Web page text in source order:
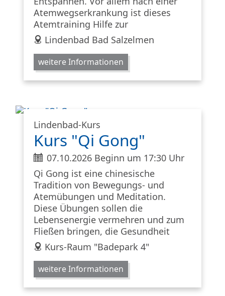
Atemwegserkrankung ist dieses
Atemtraining Hilfe zur
address
Lindenbad Bad Salzelmen
weitere Informationen
Lindenbad-Kurs
Kurs "Qi Gong"
ticket07.10.2026 Beginn um 17:30 Uhr
Qi Gong ist eine chinesische
Tradition von Bewegungs- und
Atemübungen und Meditation.
Diese Übungen sollen die
Lebensenergie vermehren und zum
Fließen bringen, die Gesundheit
address
Kurs-Raum "Badepark 4"
weitere Informationen